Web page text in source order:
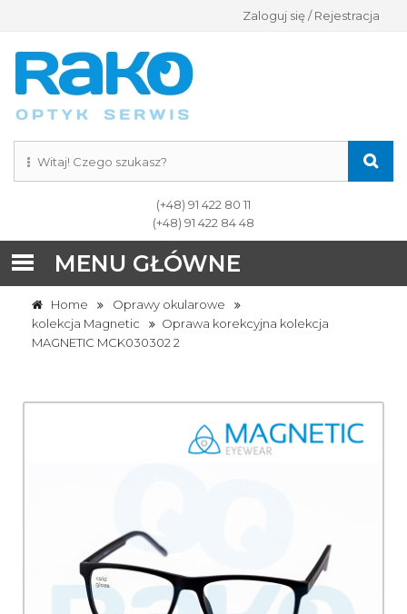
Zaloguj się / Rejestracja
(+48) 91 422 80 11
(+48) 91 422 84 48
MENU GŁÓWNE
Home
Oprawy okularowe
kolekcja Magnetic
Oprawa korekcyjna kolekcja
MAGNETIC MCK030302 2